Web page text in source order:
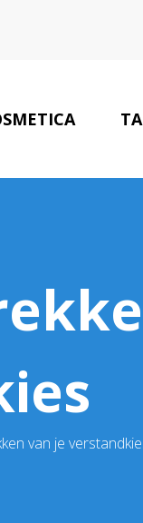
van je